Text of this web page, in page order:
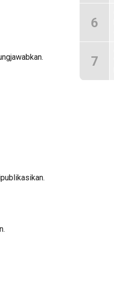
6
7